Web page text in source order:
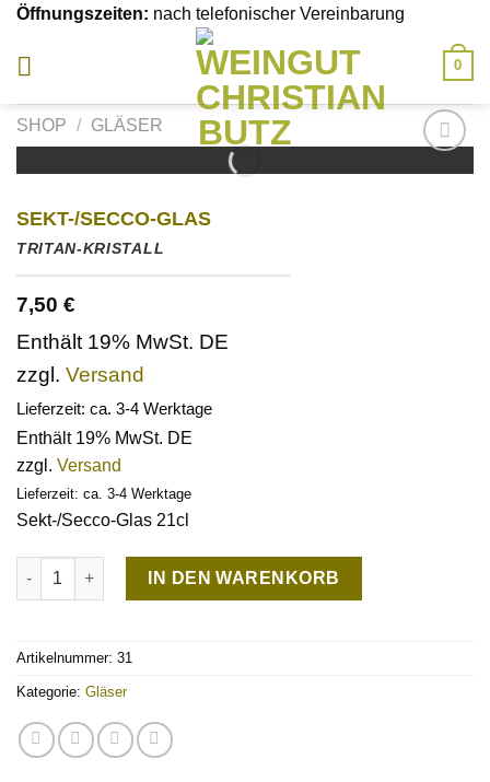
Skip
content
Öffnungszeiten: nach telefonischer Vereinbarung
0
SHOP / GLÄSER
Auf die
SEKT-/SECCO-GLAS
TRITAN-KRISTALL
7,50 €
Enthält 19% MwSt. DE
zzgl. Versand
Lieferzeit: ca. 3-4 Werktage
Enthält 19% MwSt. DE
zzgl. Versand
Lieferzeit: ca. 3-4 Werktage
Sekt-/Secco-Glas 21cl
Sekt-/Secco-Glas Menge
IN DEN WARENKORB
Artikelnummer: 31
Kategorie: Gläser